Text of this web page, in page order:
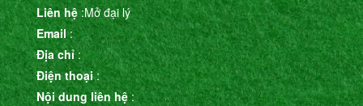
Liên hệ:Mở đại lý
Email:
Địa chỉ:
Điện thoại:
Nội dung liên hệ: